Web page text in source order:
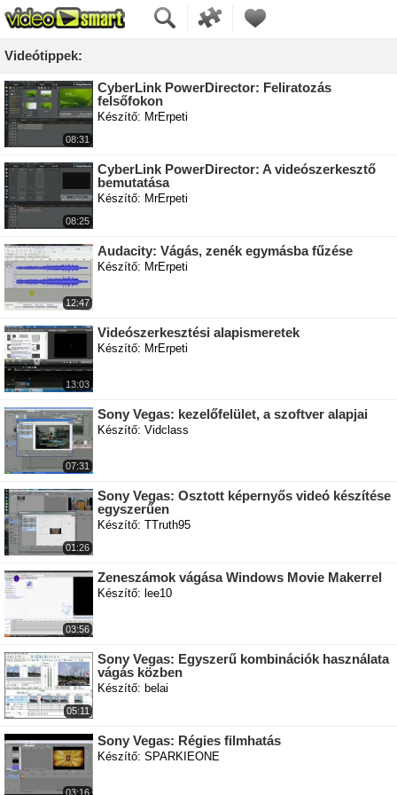
Videótippek:
08:31
CyberLink PowerDirector: Feliratozás
felsőfokon
Készítő: MrErpeti
08:25
CyberLink PowerDirector: A videószerkesztő
bemutatása
Készítő: MrErpeti
12:47
Audacity: Vágás, zenék egymásba fűzése
Készítő: MrErpeti
13:03
Videószerkesztési alapismeretek
Készítő: MrErpeti
07:31
Sony Vegas: kezelőfelület, a szoftver alapjai
Készítő: Vidclass
01:26
Sony Vegas: Osztott képernyős videó készítése
egyszerűen
Készítő: TTruth95
03:56
Zeneszámok vágása Windows Movie Makerrel
Készítő: lee10
05:11
Sony Vegas: Egyszerű kombinációk használata
vágás közben
Készítő: belai
03:16
Sony Vegas: Régies filmhatás
Készítő: SPARKIEONE